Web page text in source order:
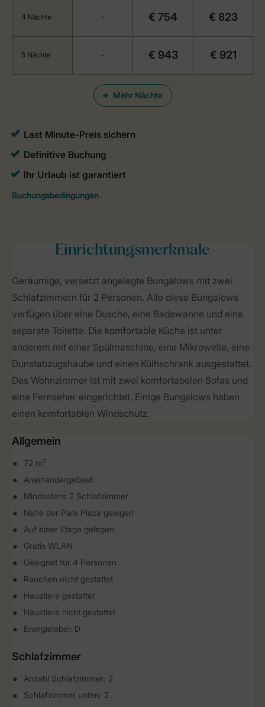
Mehr Nächte
4 Nächte - € 754 € 823
5 Nächte - € 943 € 921
Einrichtungsmerkmale
Geräumige, versetzt angelegte Bungalows mit zwei
Schlafzimmern für 2 Personen. Alle diese Bungalows
verfügen über eine Dusche, eine Badewanne und eine
separate Toilette. Die komfortable Küche ist unter
anderem mit einer Spülmaschine, eine Mikrowelle, eine
Dunstabzugshaube und einen Külhschrank ausgestattet.
Das Wohnzimmer ist mit zwei komfortabelen Sofas und
eine Fernseher eingerichtet. Einige Bungalows haben
einen komfortablen Windschutz.
Allgemein
72 m²
Aneinandergebaut
Mindestens 2 Schlafzimmer
Nahe der Park Plaza gelegen
Auf einer Etage gelegen
Gratis WLAN
Geeignet für 4 Personen
Rauchen nicht gestattet
Haustiere gestattet
Haustiere nicht gestattet
Energielabel: D
Schlafzimmer
Anzahl Schlafzimmer: 2
Schlafzimmer unten: 2